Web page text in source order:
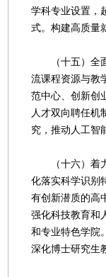
学科专业设置，
式。构建高质量
（十五）全面
流课程资源与教
范中心、创新创
人才双向聘任机
究，推动人工智
（十六）着力
化落实科学识别
有创新潜质的高
强化科技教育和
和专业特色学院
深化博士研究生